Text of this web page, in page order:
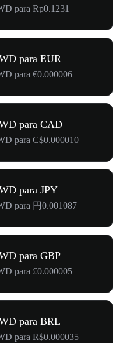
para Rp0.1231
para EUR
para €0.000006
para CAD
para C$0.000010
para JPY
para 円0.001087
para GBP
para £0.000005
para BRL
para R$0.000035